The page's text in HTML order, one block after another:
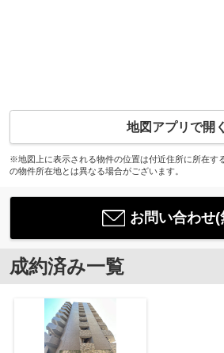
地図アプリで開く
※地図上に表示される物件の位置は付近住所に所在す
の物件所在地とは異なる場合がございます。
お問い合わせ(
成約済み一覧